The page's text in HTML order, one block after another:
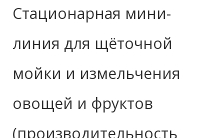
Стационарная мини-
линия для щёточной
мойки и измельчения
овощей и фруктов
(производительность